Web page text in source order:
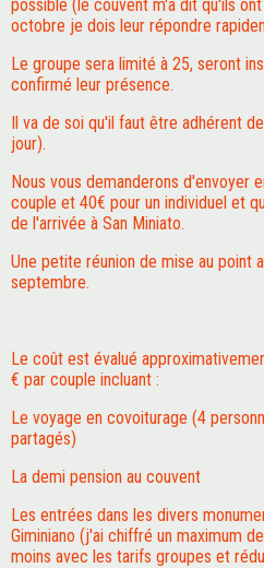
possible (le couvent m'a dit qu'ils
octobre je dois leur répondre
Le groupe sera limité à 25, seront
confirmé leur présence.
Il va de soi qu'il faut être adhérent
jour).
Nous vous demanderons d'envoyer
couple et 40€ pour un individuel et
de l'arrivée à San Miniato.
Une petite réunion de mise au point
septembre.
Le coût est évalué
€ par couple incluant :
Le voyage en covoiturage (4
partagés)
La demi pension au couvent
Les entrées dans les divers
Giminiano (j'ai chiffré un maximum
moins avec les tarifs groupes et